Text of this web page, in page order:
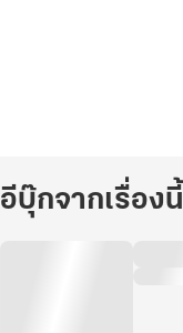
อีบุ๊กจากเรื่องนี้